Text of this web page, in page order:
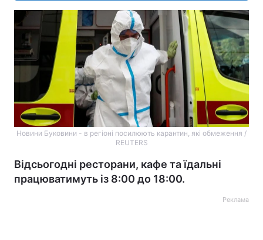
Новини Буковини - в регіоні посилюють карантин, які обмеження /
REUTERS
Відсьогодні ресторани, кафе та їдальні
працюватимуть із 8:00 до 18:00.
Реклама